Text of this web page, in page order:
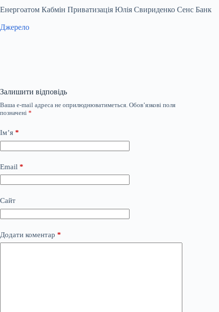
Енергоатом Кабмін Приватизація Юлія Свириденко Сенс Банк
Джерело
Залишити відповідь
Ваша e-mail адреса не оприлюднюватиметься. Обов’язкові поля
позначені *
Ім’я *
Email *
Сайт
Додати коментар *